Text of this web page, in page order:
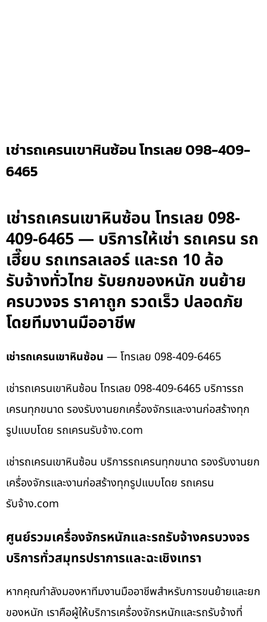
เช่ารถเครนเขาหินซ้อน โทรเลย 098-409-
6465
เช่ารถเครนเขาหินซ้อน โทรเลย 098-
409-6465 — บริการให้เช่า รถเครน รถ
เฮี๊ยบ รถเทรลเลอร์ และรถ 10 ล้อ
รับจ้างทั่วไทย รับยกของหนัก ขนย้าย
ครบวงจร ราคาถูก รวดเร็ว ปลอดภัย
โดยทีมงานมืออาชีพ
เช่ารถเครนเขาหินซ้อน — โทรเลย 098-409-6465
เช่ารถเครนเขาหินซ้อน โทรเลย 098-409-6465 บริการรถ
เครนทุกขนาด รองรับงานยกเครื่องจักรและงานก่อสร้างทุก
รูปแบบโดย รถเครนรับจ้าง.com
เช่ารถเครนเขาหินซ้อน บริการรถเครนทุกขนาด รองรับงานยก
เครื่องจักรและงานก่อสร้างทุกรูปแบบโดย รถเครน
รับจ้าง.com
ศูนย์รวมเครื่องจักรหนักและรถรับจ้างครบวงจร
บริการทั่วสมุทรปราการและฉะเชิงเทรา
หากคุณกำลังมองหาทีมงานมืออาชีพสำหรับการขนย้ายและยก
ของหนัก เราคือผู้ให้บริการเครื่องจักรหนักและรถรับจ้างที่